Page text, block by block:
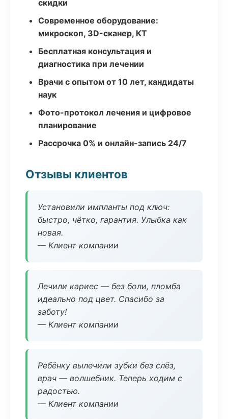
скидки
Современное оборудование:
микроскоп, 3D-сканер, КТ
Бесплатная консультация и
диагностика при лечении
Врачи с опытом от 10 лет, кандидаты
наук
Фото-протокол лечения и цифровое
планирование
Рассрочка 0% и онлайн-запись 24/7
Отзывы клиентов
Установили импланты под ключ:
быстро, чётко, гарантия. Улыбка как
новая.
— Клиент компании
Лечили кариес — без боли, пломба
идеально под цвет. Спасибо за
заботу!
— Клиент компании
Ребёнку вылечили зубки без слёз,
врач — волшебник. Теперь ходим с
радостью.
— Клиент компании